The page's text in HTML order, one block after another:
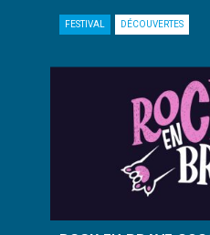
FESTIVAL DÉCOUVERTES